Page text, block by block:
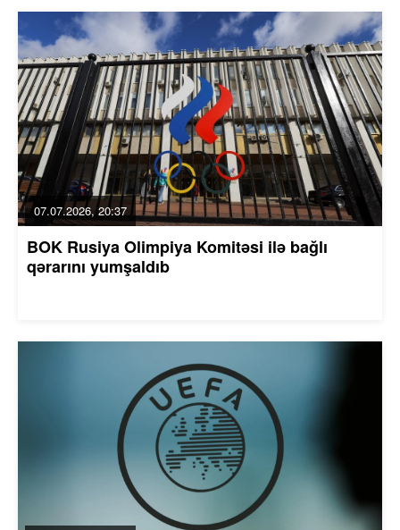
07.07.2026, 20:37
BOK Rusiya Olimpiya Komitəsi ilə bağlı
qərarını yumşaldıb